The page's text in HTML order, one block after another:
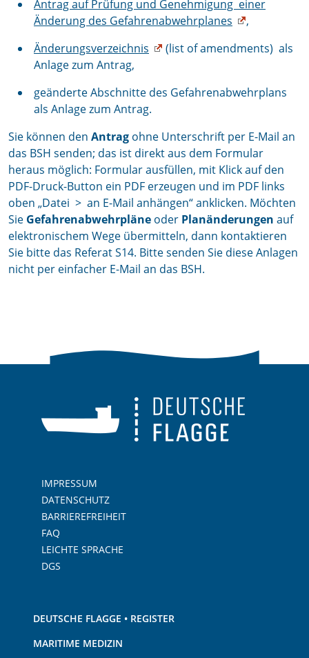
Antrag auf Prüfung und Genehmigung einer
Änderung des Gefahrenabwehrplanes
,
Änderungsverzeichnis
(list of amendments) als
Anlage zum Antrag,
geänderte Abschnitte des Gefahrenabwehrplans
als Anlage zum Antrag.
Sie können den Antrag ohne Unterschrift per E-Mail an
das BSH senden; das ist direkt aus dem Formular
heraus möglich: Formular ausfüllen, mit Klick auf den
PDF-Druck-Button ein PDF erzeugen und im PDF links
oben „Datei > an E-Mail anhängen“ anklicken. Möchten
Sie Gefahrenabwehrpläne oder Planänderungen auf
elektronischem Wege übermitteln, dann kontaktieren
Sie bitte das Referat S14. Bitte senden Sie diese Anlagen
nicht per einfacher E-Mail an das BSH.
IMPRESSUM
DATENSCHUTZ
BARRIEREFREIHEIT
FAQ
LEICHTE SPRACHE
DGS
DEUTSCHE FLAGGE • REGISTER
MARITIME MEDIZIN